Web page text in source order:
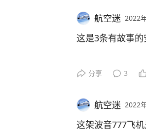
但这名男子还是
没有可行的办法
没办法之下，机
后男子被带离飞机
其中说到：“感谢
这8具木乃伊都有
的古埃及文物，
8月就跨越重洋来
航空迷 2022
这是3条有故事的
知道为什的吗？
分享 3
航空迷 2022
这架波音777飞